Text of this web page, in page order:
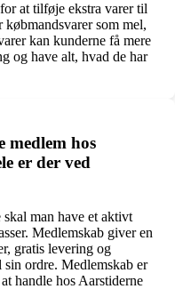
at tilføje ekstra varer til
købmandsvarer som mel,
kan kunderne få mere
og have alt, hvad de har
hos
er der ved
man have et aktivt
Medlemskab giver en
gratis levering og
ordre. Medlemskab er
handle hos Aarstiderne